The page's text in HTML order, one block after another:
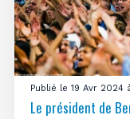
Publié le 19 Avr 2024
Le président de